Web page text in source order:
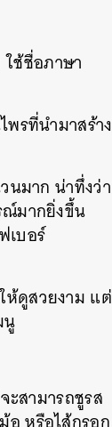
ใช้ชื่อภาษา
รที่นำมาสร้าง
นมาก น่าทึ่งว่า
ณ์มากยิ่งขึ้น
เบอร์
ห้ดูสวยงาม แต่
นู
จะสามารถชูรส